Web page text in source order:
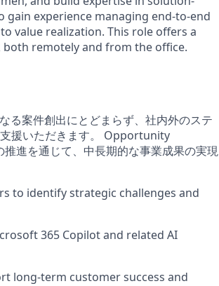
gain experience managing end-to-end
value realization. This role offers a
remotely and from the office.
る案件創出にとどまらず、社内外のステ
援いただきます。
Opportunity
進を通じて、中長期的な事業成果の実現
to identify strategic challenges and
365 Copilot and related AI
long-term customer success and